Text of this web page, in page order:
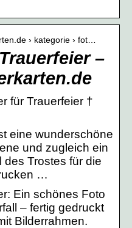
› kategorie › fot…
–
für Trauerfeier †
eine wunderschöne
und zugleich ein
des Trostes für die
…
Ein schönes Foto
– fertig gedruckt
Bilderrahmen.